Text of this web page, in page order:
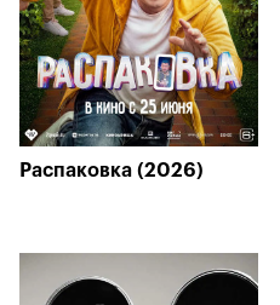
Распаковка (2026)